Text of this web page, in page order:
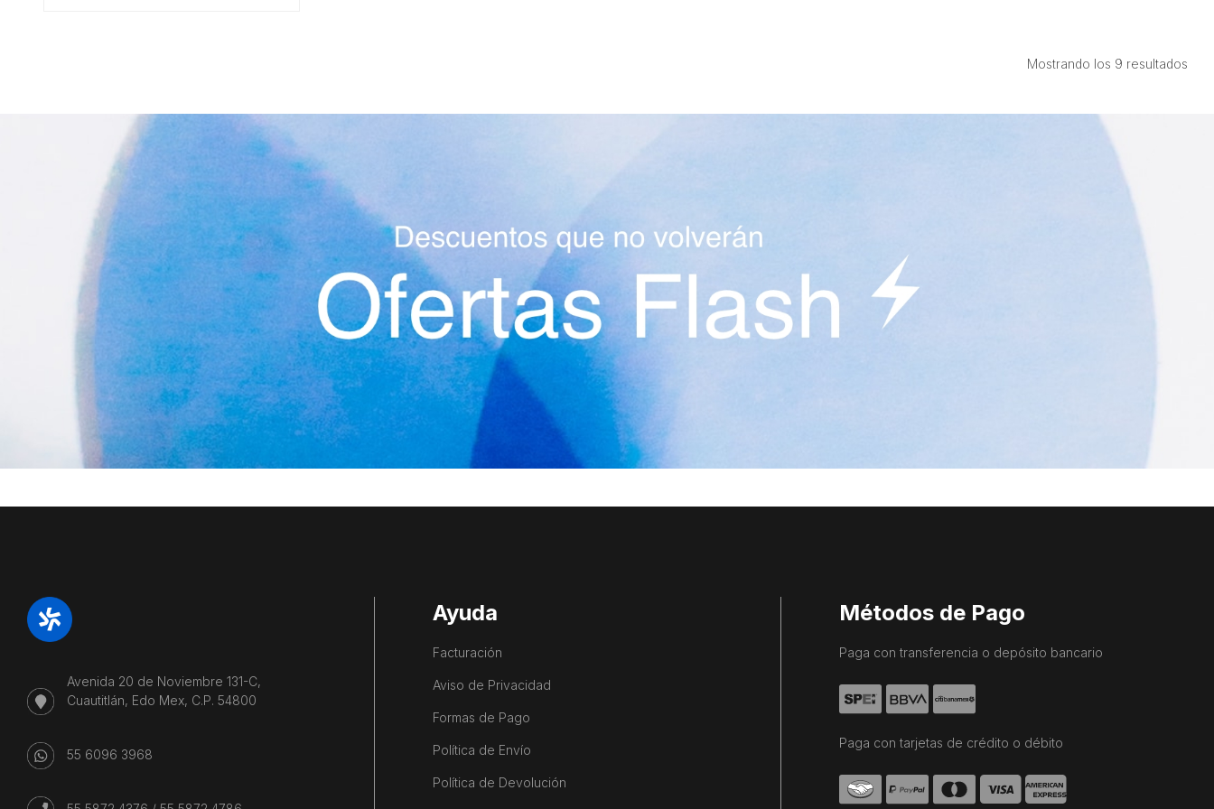
Mostrando los 9 resultados
Avenida 20 de Noviembre 131-C,
Cuautitlán, Edo Mex, C.P. 54800
55 6096 3968
Ayuda
Facturación
Aviso de Privacidad
Formas de Pago
Política de Envío
Política de Devolución
Métodos de Pago
Paga con transferencia o depósito bancario
Paga con tarjetas de crédito o débito